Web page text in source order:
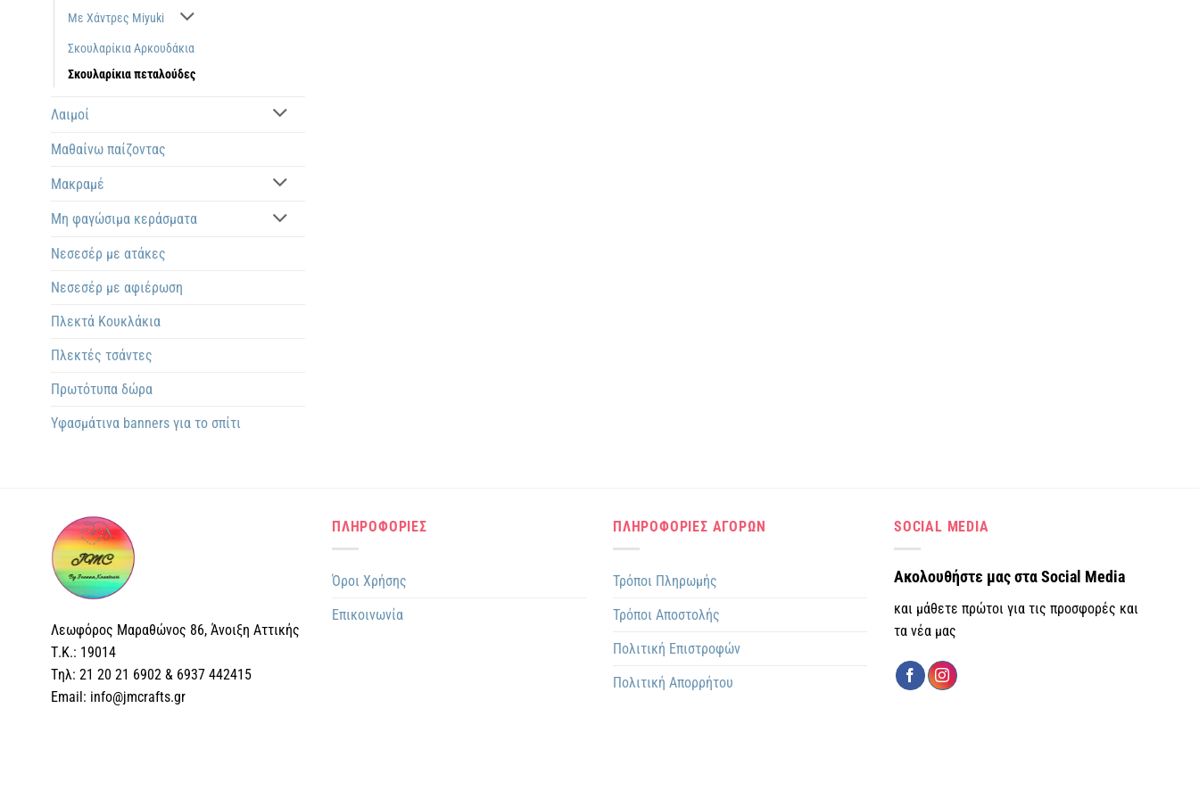
Με Χάντρες Miyuki
Σκουλαρίκια Αρκουδάκια
Σκουλαρίκια πεταλούδες
Λαιμοί
Μαθαίνω παίζοντας
Μακραμέ
Μη φαγώσιμα κεράσματα
Νεσεσέρ με ατάκες
Νεσεσέρ με αφιέρωση
Πλεκτά Kουκλάκια
Πλεκτές τσάντες
Πρωτότυπα δώρα
Υφασμάτινα banners για το σπίτι
Λεωφόρος Μαραθώνος 86, Άνοιξη Αττικής
Τ.Κ.: 19014
Tηλ: 21 20 21 6902 & 6937 442415
Email: info@jmcrafts.gr
ΠΛΗΡΟΦΟΡΙΕΣ
Όροι Χρήσης
Επικοινωνία
ΠΛΗΡΟΦΟΡΙΕΣ ΑΓΟΡΩΝ
Τρόποι Πληρωμής
Τρόποι Αποστολής
Πολιτική Επιστροφών
Πολιτική Απορρήτου
SOCIAL MEDIA
Ακολουθήστε μας στα Social Media
και μάθετε πρώτοι για τις προσφορές και
τα νέα μας